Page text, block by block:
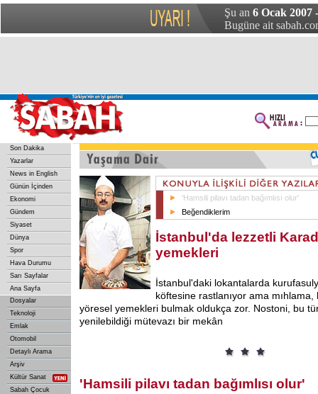
Şu an 6 Ocak 2007
Bugüne ait
Son Dakika
Yazarlar
News in English
Günün İçinden
Ekonomi
Gündem
Siyaset
Dünya
Spor
Hava Durumu
Sarı Sayfalar
Ana Sayfa
Dosyalar
Teknoloji
Emlak
Otomobil
Detaylı Arama
Arşiv
Kültür Sanat
Sabah Çocuk
'Hamsili pilavı tadan bağımlısı olur'
Beğendiklerim
İstanbul'da lezzetli
yemekleri
İstanbul'daki lokantalarda
köftesine rastlanıyor ama mıhlama,
yöresel yemekleri bulmak oldukça zor. Nostoni, bu
yenilebildiği mütevazı bir mekân
'Hamsili pilavı tadan bağımlısı olur'